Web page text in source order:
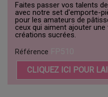
Faites passer vos talents
avec notre set d'emporte-
pour les amateurs de
ceux qui aiment ajouter
créations sucrées.
Référence
CLIQUEZ ICI POUR